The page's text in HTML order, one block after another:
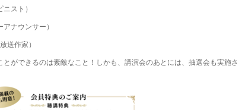
スト）
ナウンサー）
送作家）
ができるのは素敵なこと！しかも、講演会のあとには、抽選会も実施さ